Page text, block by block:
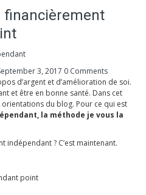
financièrement
3, 2017 0 Comments
d’argent et d’amélioration de soi.
et être en bonne santé. Dans cet
du blog. Pour ce qui est
la méthode je vous la
indépendant ? C’est maintenant.